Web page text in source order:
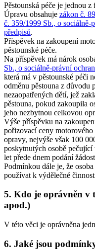
Pěstounská péče je jednou
Úpravu obsahuje zákon č.
č. 359/1999 Sb., o sociálně-
předpisů.
Příspěvek na zakoupení
pěstounské péče.
Na příspěvek má nárok
Sb., o sociálně-právní
která má v pěstounské péči
odměnu pěstouna z důvodu
nezaopatřených dětí, jež
pěstouna, pokud zakoupila
jeho nezbytnou celkovou
Výše příspěvku na
pořizovací ceny
opravy, nejvýše však 100
poskytnutých osobě
let přede dnem podání
Podmínkou dále je, že
používat k výdělečné
5. Kdo je oprávněn v
apod.)
V této věci je oprávněna
6. Jaké jsou